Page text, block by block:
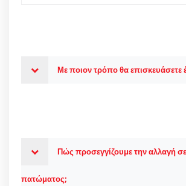
Με ποιον τρόπο θα επισκευάσετε
Πώς προσεγγίζουμε την αλλαγή
πατώματος;